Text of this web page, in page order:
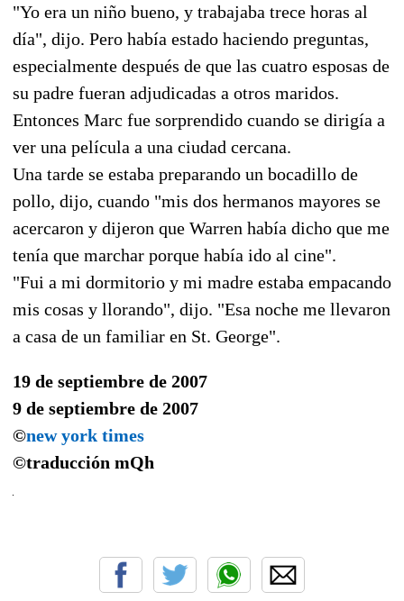
"Yo era un niño bueno, y trabajaba trece horas al
día", dijo. Pero había estado haciendo preguntas,
especialmente después de que las cuatro esposas de
su padre fueran adjudicadas a otros maridos.
Entonces Marc fue sorprendido cuando se dirigía a
ver una película a una ciudad cercana.
Una tarde se estaba preparando un bocadillo de
pollo, dijo, cuando "mis dos hermanos mayores se
acercaron y dijeron que Warren había dicho que me
tenía que marchar porque había ido al cine".
"Fui a mi dormitorio y mi madre estaba empacando
mis cosas y llorando", dijo. "Esa noche me llevaron
a casa de un familiar en St. George".
19 de septiembre de 2007
9 de septiembre de 2007
©new york times
©traducción mQh